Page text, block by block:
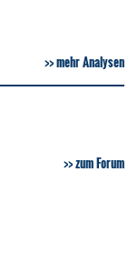
mehr Analysen
zum Forum